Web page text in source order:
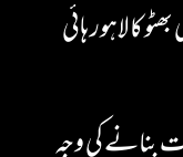
کا لاہور ہائی
بنانے کی وجہ